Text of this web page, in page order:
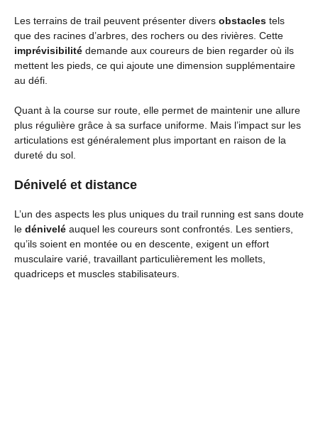
Les terrains de trail peuvent présenter divers obstacles tels
que des racines d’arbres, des rochers ou des rivières. Cette
imprévisibilité demande aux coureurs de bien regarder où ils
mettent les pieds, ce qui ajoute une dimension supplémentaire
au défi.
Quant à la course sur route, elle permet de maintenir une allure
plus régulière grâce à sa surface uniforme. Mais l’impact sur les
articulations est généralement plus important en raison de la
dureté du sol.
Dénivelé et distance
L’un des aspects les plus uniques du trail running est sans doute
le dénivelé auquel les coureurs sont confrontés. Les sentiers,
qu’ils soient en montée ou en descente, exigent un effort
musculaire varié, travaillant particulièrement les mollets,
quadriceps et muscles stabilisateurs.